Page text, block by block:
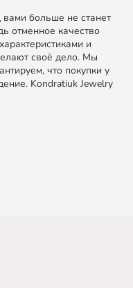
больше не станет
отменное качество
и
своё дело. Мы
что покупки у
Kondratiuk Jewelry